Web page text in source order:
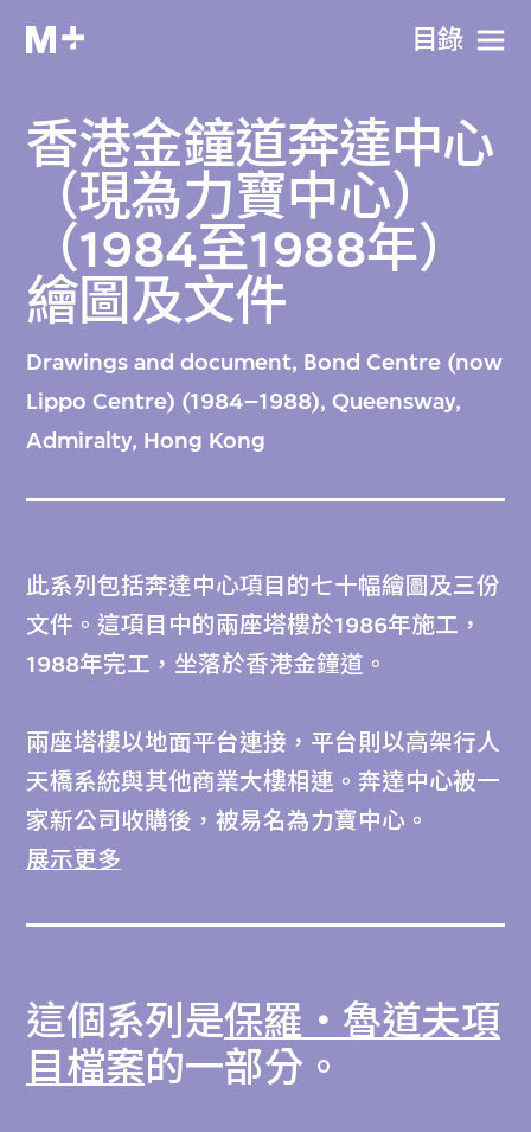
目​錄
香港金鐘道奔達中心
（現為力寶中心）
（1984至1988年）
繪圖及文件
Drawings and document, Bond Centre (now
Lippo Centre) (1984–1988), Queensway,
Admiralty, Hong Kong
此系列包括奔達中心項目的七十幅繪圖及三份
文件。這項目中的兩座塔樓於1986年施工，
1988年完工，坐落於香港金鐘道。
兩座塔樓以地面平台連接，平台則以高架行人
天橋系統與其他商業大樓相連。奔達中心被一
家新公司收購後，被易名為力寶中心。
他設計選項。相關文件包括保羅‧魯道夫研究
的註釋及他寫給邦典置地的信件。
展示更多
這個系列是保羅‧魯道夫項
目檔案的一部分。